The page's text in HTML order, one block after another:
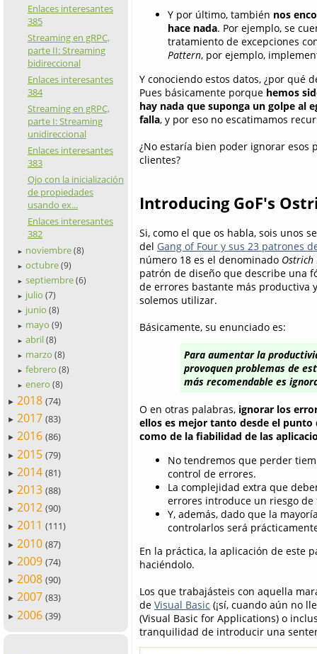
Enlaces interesantes
385
Streaming en gRPC,
parte II: Streaming
bidireccional
Enlaces interesantes
384
Streaming en gRPC,
parte I: Streaming
unidireccional
Enlaces interesantes
383
Ojo con la inicialización
de propiedades
usando ex...
Enlaces interesantes
382
► noviembre (8)
► octubre (9)
► septiembre (6)
► julio (7)
► junio (8)
► mayo (9)
► abril (8)
► marzo (8)
► febrero (8)
► enero (8)
► 2018 (74)
► 2017 (83)
► 2016 (86)
► 2015 (79)
► 2014 (81)
► 2013 (88)
► 2012 (90)
► 2011 (111)
► 2010 (87)
► 2009 (74)
► 2008 (90)
► 2007 (83)
► 2006 (39)
Y por último, también nos
hace nada. Por ejemplo, se
tratamiento de excepciones
Pattern, por ejemplo,
Y conociendo estos datos, ¿por qué
Pues básicamente porque hemos
hay nada que suponga un golpe al
falla, y por eso no escatimamos
¿No estaría bien poder ignorar esos
clientes?
Introducing GoF's
Si, como el que os habla, sois unos
del Gang of Four y sus 23 patrones
número 18 es el denominado
patrón de diseño que describe una
de errores bastante más productiva
solemos utilizar.
Básicamente, su enunciado es:
Para aumentar la
provoquen problemas de
más recomendable es
O en otras palabras, ignorar los
ellos es mejor tanto desde el
como de la fiabilidad de las
No tendremos que perder
control de errores.
La complejidad extra que
errores introduce un riesgo
Y, además, dado que la
controlarlos será
En la práctica, la aplicación de este
haciéndolo.
Los que trabajásteis con aquella
de Visual Basic (¡sí, cuando aún no
(Visual Basic for Applications) o
tranquilidad de introducir una